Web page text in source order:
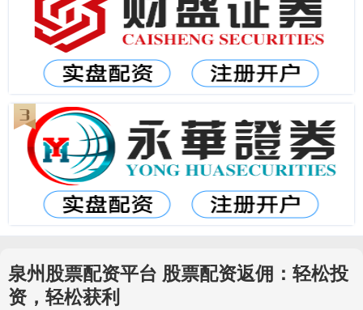
泉州股票配资平台 股票配资返佣：轻松投
资，轻松获利